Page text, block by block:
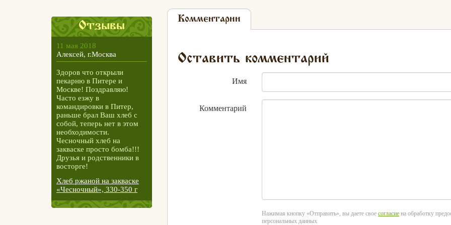
Отзывы
11 мая 2018
Алексей, г.Москва
Здоров что открыли
пекарню в Питере и
Москве! Поздравляю!
Часто езжу в
командировки в Питер,
раньше брал Ваш хлеб с
собой, теперь нет в этом
необходимости.
Чесночный хлеб на
закваске просто бомба!!!
Друзья и родственники в
восторге!
Хлеб ржаной на закваске
«Чесночный», 330-350 г
Комментарии
Оставить комментарий
Имя
Комментарий
Нажимая кнопку «Отправить», вы даете свое согласие на обработку
персональных данных